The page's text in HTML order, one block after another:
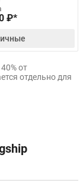
₽*
от
отдельно для